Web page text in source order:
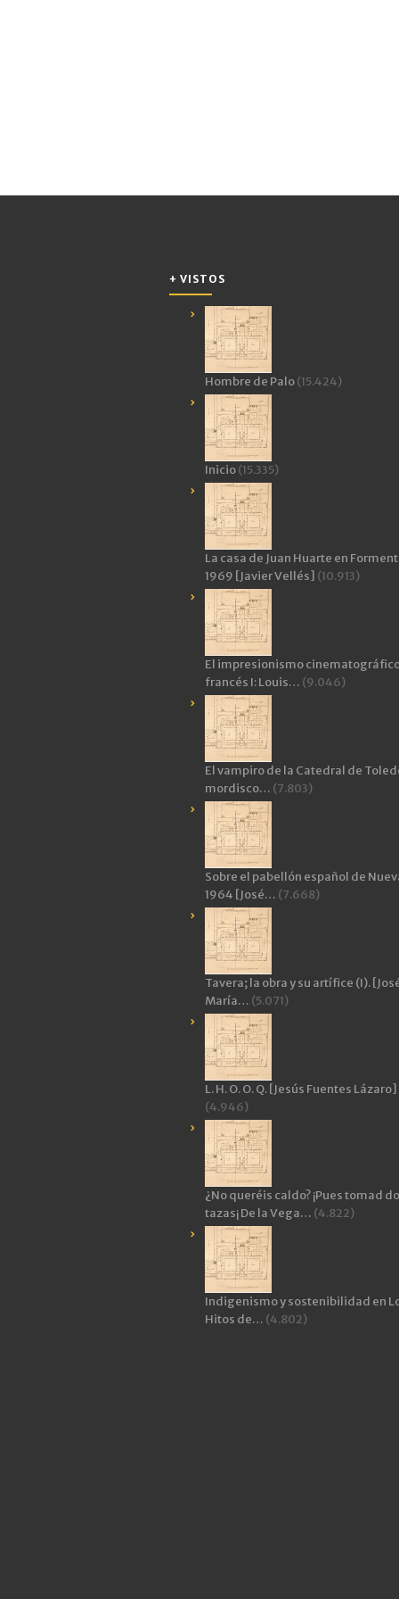
+ VISTOS
Hombre de Palo(15.424)
Inicio(15.335)
La casa de Juan Huarte en
1969 [Javier Vellés] (10.913)
El impresionismo
francés I: Louis… (9.046)
El vampiro de la Catedral de
mordisco… (7.803)
Sobre el pabellón español de
1964 [José… (7.668)
Tavera; la obra y su artífice (I).
María… (5.071)
L. H. O. O. Q. [Jesús Fuentes Lázaro]
(4.946)
¿No queréis caldo? ¡Pues tomad
tazas¡ De la Vega… (4.822)
Indigenismo y sostenibilidad en
Hitos de… (4.802)